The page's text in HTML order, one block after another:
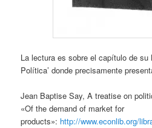
La lectura es sobre el capítulo de su
Política’ donde precisamente
Jean Baptise Say, A treatise on
«Of the demand of market for
products»: http://www.econlib.org/